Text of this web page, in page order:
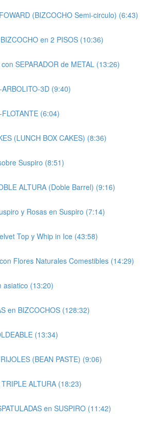
(BIZCOCHO Semi-circulo) (6:43)
en 2 PISOS (10:36)
SEPARADOR de METAL (13:26)
3D (9:40)
(6:04)
(LUNCH BOX CAKES) (8:36)
Suspiro (8:51)
ALTURA (Doble Barrel) (9:16)
y Rosas en Suspiro (7:14)
Top y Whip in Ice (43:58)
Flores Naturales Comestibles (14:29)
asiatico (13:20)
en BIZCOCHOS (128:32)
(13:34)
(BEAN PASTE) (9:06)
ALTURA (18:23)
en SUSPIRO (11:42)